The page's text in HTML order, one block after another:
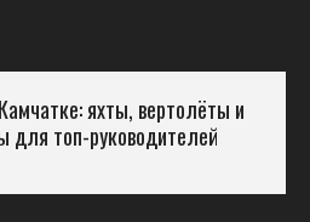
яхты, вертолёты и
для топ-руководителей